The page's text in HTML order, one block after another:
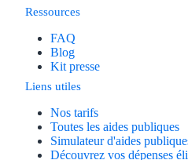
Ressources
FAQ
Blog
Kit presse
Liens utiles
Nos tarifs
Toutes les aides publiques
Simulateur d'aides
Découvrez vos dépenses